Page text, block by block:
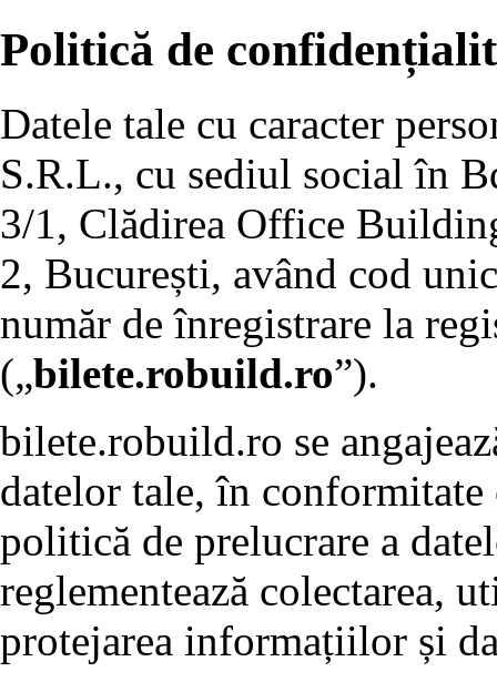
Politică de
Datele tale cu caracter
S.R.L., cu sediul social în
3/1, Clădirea Office
2, București, având cod
număr de înregistrare la
(„bilete.robuild.ro”).
bilete.robuild.ro se
datelor tale, în
politică de prelucrare a
reglementează colectarea,
protejarea informațiilor și